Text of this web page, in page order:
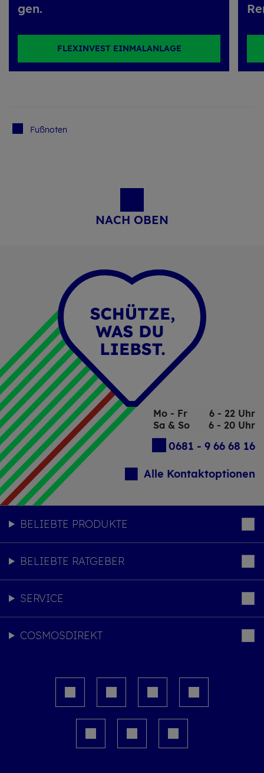
gen.
FLEXINVEST EINMALANLAGE
Fuß­no­ten
NACH OBEN
Mo - Fr
6 - 22 Uhr
Sa & So
6 - 20 Uhr
0681 - 9 66 68 16
Alle Kontaktoptionen
BELIEBTE PRODUKTE
BELIEBTE RATGEBER
SERVICE
COSMOSDIREKT